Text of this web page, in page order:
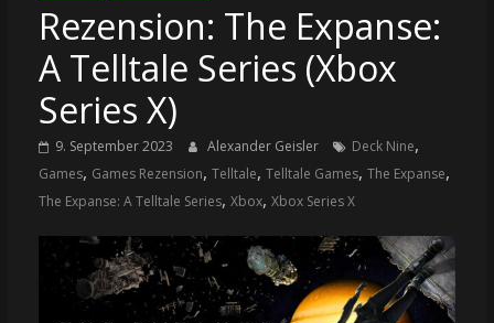
Rezension: The Expanse:
A Telltale Series (Xbox
Series X)
9. September 2023 Alexander Geisler Deck Nine,
Games, Games Rezension, Telltale, Telltale Games, The Expanse,
The Expanse: A Telltale Series, Xbox, Xbox Series X